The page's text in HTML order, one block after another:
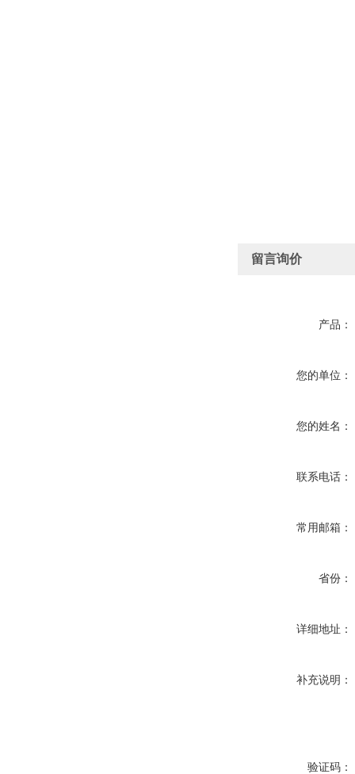
留言询价
产品：
您的单位：
您的姓名：
联系电话：
常用邮箱：
省份：
详细地址：
补充说明：
验证码：